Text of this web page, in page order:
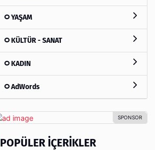
YAŞAM
KÜLTÜR - SANAT
KADIN
AdWords
POPÜLER İÇERIKLER